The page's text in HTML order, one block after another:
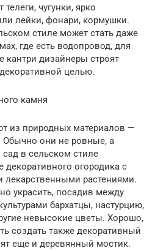
чугунки, ярко
лейки, фонари, кормушки.
стиле может стать даже
где есть водопровод, для
кантри дизайнеры строят
целью.
камня
из природных материалов —
Обычно они не ровные, а
в сельском стиле
декоративного огородика с
растениями.
украсить, посадив между
бархатцы, настурцию,
невысокие цветы. Хорошо,
создать также декоративный
еще и деревянный мостик.